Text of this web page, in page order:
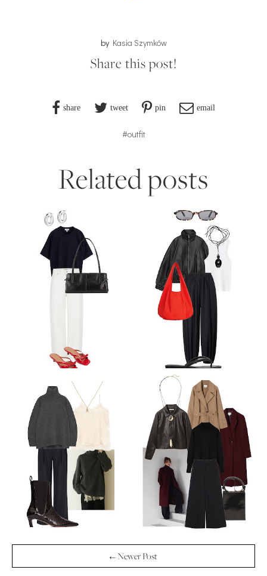
by Kasia Szymków
Share this post!
share tweet pin email
#outfit
Related posts
← Newer Post